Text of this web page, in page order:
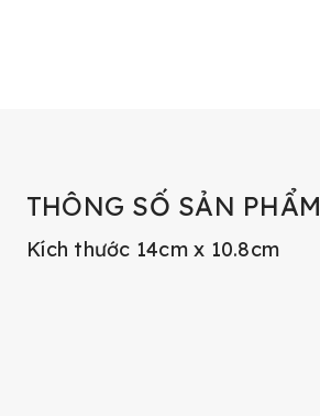
THÔNG SỐ SẢN PHẨM
Kích thước 14cm x 10.8cm